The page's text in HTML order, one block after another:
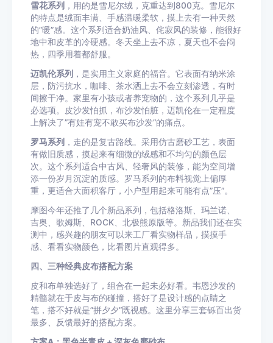
雪花系列 ，用的是雪尼尔绒，克重达到800克。雪尼尔
的特点是绒面丰满、手感温暖柔软，摸上去有一种天然
的”暖”感。这个系列适合奶油风、侘寂风的装修，能很好
地中和皮革的冷硬感。冬天坐上去不凉，夏天也不会闷
热，四季用着都舒服。
迈凯伦系列 ，是实用主义家庭的福音。它表面有纳米涂
层，防污抗水，咖啡、茶水洒上去不会立刻渗透，有时
间擦干净。家里有小孩或者养宠物的，这个系列几乎是
必选项。皮沙发怕抓，布沙发怕脏，迈凯伦在一定程度
上解决了”有娃有宠不敢买布沙发”的痛点。
罗马系列 ，走的是复古路线。采用仿古磨砂工艺，表面
有做旧质感，摸起来有细微的绒感和不均匀的颜色层
次。这个系列适合中古风、轻奢风的装修，能为空间增
添一份岁月沉淀的质感。罗马系列的布料视觉上偏厚
重，更适合大面积客厅，小户型用起来可能有点”压”。
摩图今年还推了几个新品系列，包括格洛斯、玛兰诺、
吉奥、歌姆斯、ROCK、北极熊原版等。新品我们还在实
测中，感兴趣的朋友可以来工厂看实物样品，摸摸手
感、看看实物颜色，比看图片直观得多。
四、三种经典皮布搭配方案
皮和布单独选好了，组合在一起未必好看。韦恩沙发的
精髓就在于皮与布的碰撞，搭好了是设计感的点睛之
笔，搭不好就是”拼夕夕”既视感。这里分享三套铄百出货
最多、反馈最好的搭配方案。